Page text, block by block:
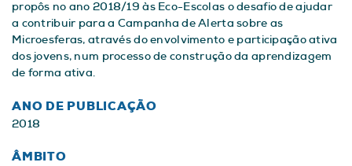
propôs no ano 2018/19 às Eco-Escolas o desafio de ajudar
a contribuir para a Campanha de Alerta sobre as
Microesferas, através do envolvimento e participação ativa
dos jovens, num processo de construção da aprendizagem
de forma ativa.
ANO DE PUBLICAÇÃO
2018
ÂMBITO